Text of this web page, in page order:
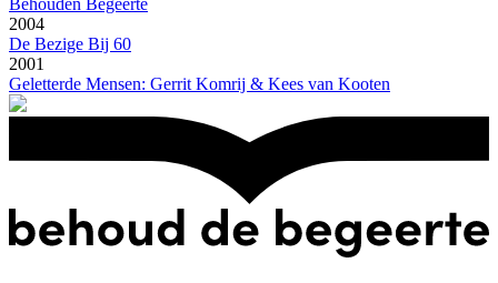
2004
De Bezige Bij 60
2001
Geletterde Mensen: Gerrit Komrij & Kees van Kooten